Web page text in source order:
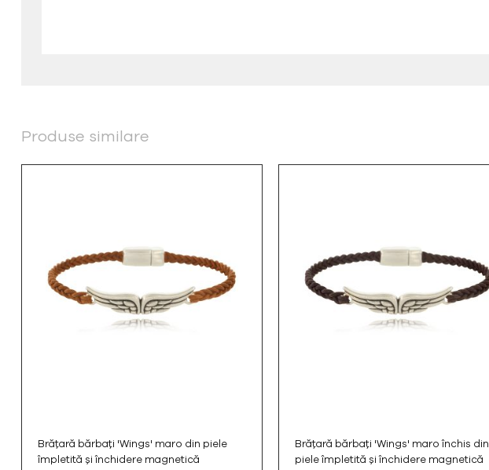
Produse similare
Brățară bărbați 'Wings' maro din piele
împletită și închidere magnetică
Brățară bărbați 'Wings' maro închis din
piele împletită și închidere magnetică